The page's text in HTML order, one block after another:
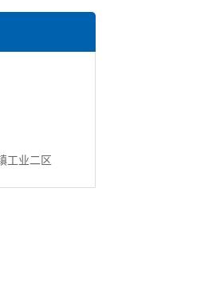
工业二区